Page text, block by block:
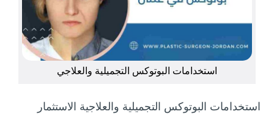
استخدامات البوتوكس التجميلية والعلاجي
استخدامات البوتوكس التجميلية والعلاجية الاستثمار